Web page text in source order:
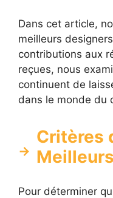
Dans cet article,
meilleurs
contributions aux
reçues, nous
continuent de
dans le monde du
Critères
Pour déterminer